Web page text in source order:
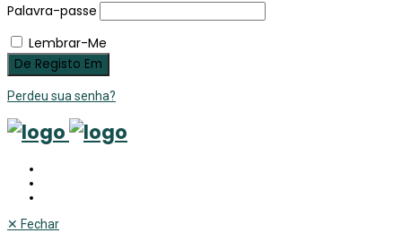
Palavra-passe
Lembrar-Me
Perdeu sua senha?
✕ Fechar